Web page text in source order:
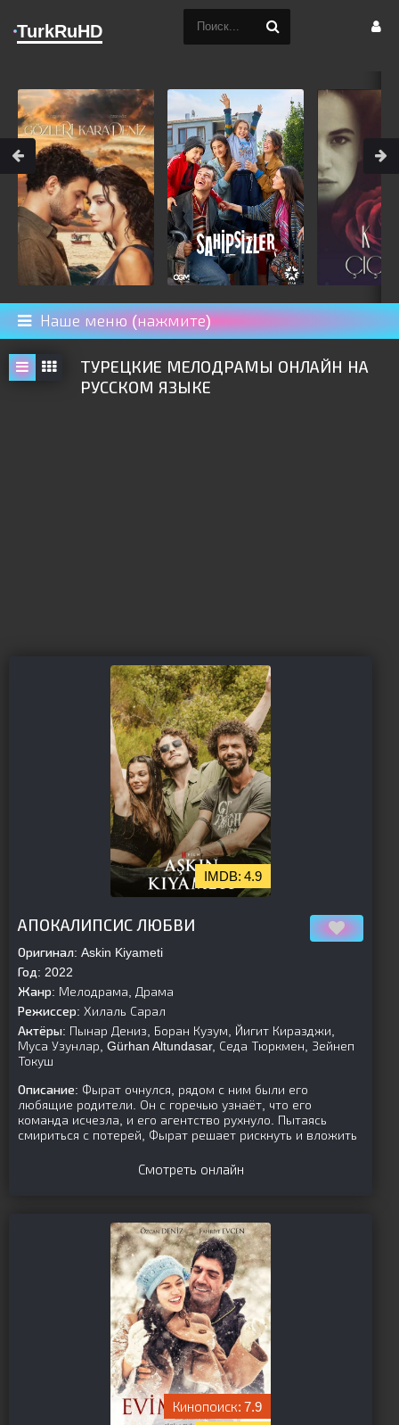
Наше меню (нажмите)
ТУРЕЦКИЕ МЕЛОДРАМЫ ОНЛАЙН НА
РУССКОМ ЯЗЫКЕ
4.9
АПОКАЛИПСИС ЛЮБВИ
Оригинал: Askin Kiyameti
Год: 2022
Жанр: Мелодрама, Драма
Режиссер: Хилаль Сарал
Актёры: Пынар Дениз, Боран Кузум, Йигит Киразджи,
Муса Узунлар, Gürhan Altundasar, Седа Тюркмен, Зейнеп
Токуш
Описание: Фырат очнулся, рядом с ним были его
любящие родители. Он с горечью узнаёт, что его
команда исчезла, и его агентство рухнуло. Пытаясь
смириться с потерей, Фырат решает рискнуть и вложить
Смотреть онлайн
7.9
TurkRuHD